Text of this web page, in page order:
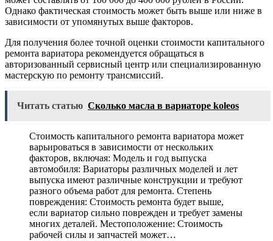
Однако фактическая стоимость может быть выше или ниже в
зависимости от упомянутых выше факторов.
Для получения более точной оценки стоимости капитального
ремонта вариатора рекомендуется обращаться в
авторизованный сервисный центр или специализированную
мастерскую по ремонту трансмиссий.
Читать статью Сколько масла в вариаторе koleos
Стоимость капитального ремонта вариатора может
варьироваться в зависимости от нескольких
факторов, включая: Модель и год выпуска
автомобиля: Вариаторы различных моделей и лет
выпуска имеют различные конструкции и требуют
разного объема работ для ремонта. Степень
повреждения: Стоимость ремонта будет выше,
если вариатор сильно поврежден и требует замены
многих деталей. Местоположение: Стоимость
рабочей силы и запчастей может…